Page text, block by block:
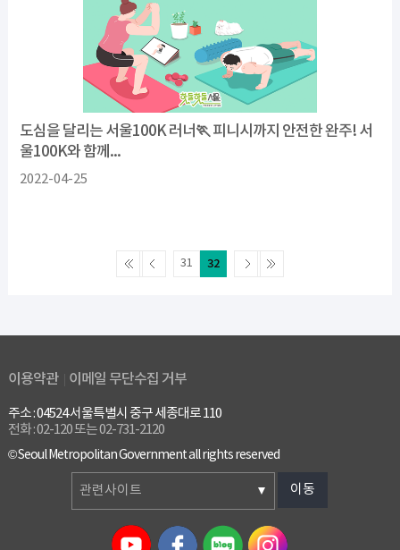
도심을 달리는 서울100K 러너🏃 피니시까지 안전한 완주! 서
울100K와 함께...
2022-04-25
31 32
이용약관 이메일 무단수집 거부
주소 : 04524 서울특별시 중구 세종대로 110
전화 : 02-120 또는 02-731-2120
© Seoul Metropolitan Government all rights reserved
관련사이트 이동